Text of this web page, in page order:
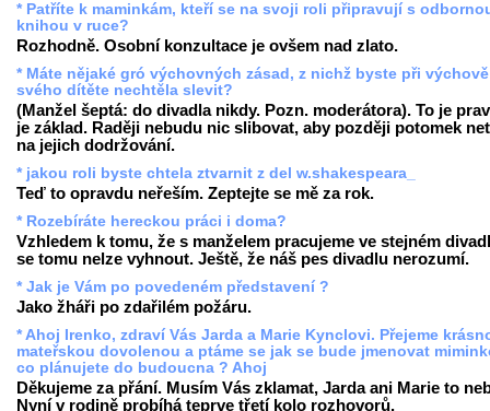
* Patříte k maminkám, kteří se na svoji roli připravují s
knihou v ruce?
Rozhodně. Osobní konzultace je ovšem nad zlato.
* Máte nějaké gró výchovných zásad, z nichž byste při výchově
svého dítěte nechtěla slevit?
(Manžel šeptá: do divadla nikdy. Pozn. moderátora). To je
je základ. Raději nebudu nic slibovat, aby později potomek
na jejich dodržování.
* jakou roli byste chtela ztvarnit z del w.shakespeara_
Teď to opravdu neřeším. Zeptejte se mě za rok.
* Rozebíráte hereckou práci i doma?
Vzhledem k tomu, že s manželem pracujeme ve stejném
se tomu nelze vyhnout. Ještě, že náš pes divadlu nerozumí.
* Jak je Vám po povedeném představení ?
Jako žháři po zdařilém požáru.
* Ahoj Irenko, zdraví Vás Jarda a Marie Kynclovi. Přejeme
mateřskou dovolenou a ptáme se jak se bude jmenovat
co plánujete do budoucna ? Ahoj
Děkujeme za přání. Musím Vás zklamat, Jarda ani Marie to
Nyní v rodině probíhá teprve třetí kolo rozhovorů.